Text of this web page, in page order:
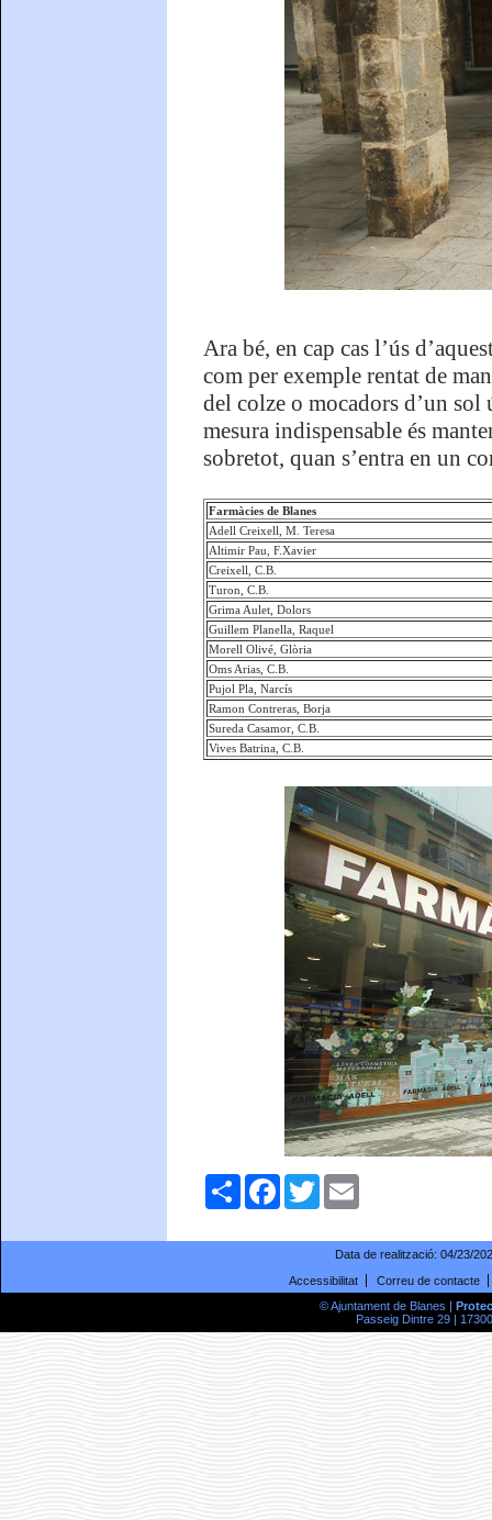
Ara bé, en cap cas l’ús
com per exemple rentat de
del colze o mocadors d’un sol
mesura indispensable és
sobretot, quan s’entra en un
Farmàcies de Blanes
Adell Creixell, M. Teresa
Altimir Pau, F.Xavier
Creixell, C.B.
Turon, C.B.
Grima Aulet, Dolors
Guillem Planella, Raquel
Morell Olivé, Glòria
Oms Arias, C.B.
Pujol Pla, Narcís
Ramon Contreras, Borja
Sureda Casamor, C.B.
Vives Batrina, C.B.
ComparteixFacebookTwitter
Data de realització: 04/23/
Accessibilitat
Correu de contacte
© Ajuntament de Blanes |
Passeig Dintre 29 |